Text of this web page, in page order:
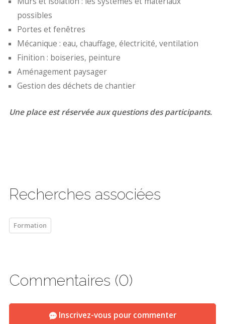
possibles
Portes et fenêtres
Mécanique : eau, chauffage, électricité, ventilation
Finition : boiseries, peinture
Aménagement paysager
Gestion des déchets de chantier
Une place est réservée aux questions des participants.
Recherches associées
Formation
Commentaires (0)
Inscrivez-vous pour commenter